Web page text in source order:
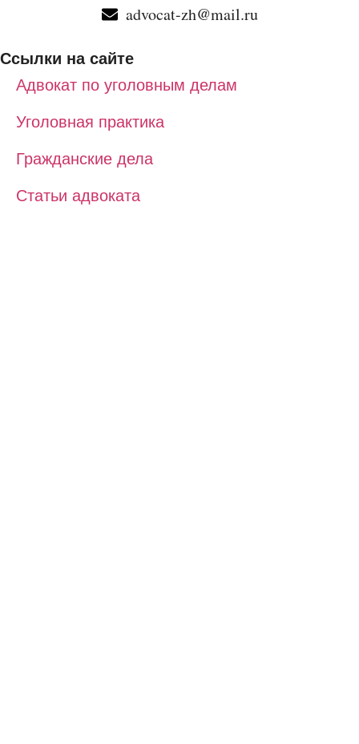
advocat-zh@mail.ru
Ссылки на сайте
Адвокат по уголовным делам
Уголовная практика
Гражданские дела
Статьи адвоката